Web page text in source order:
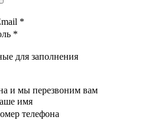
*
*
для заполнения
и мы перезвоним вам
имя
телефона